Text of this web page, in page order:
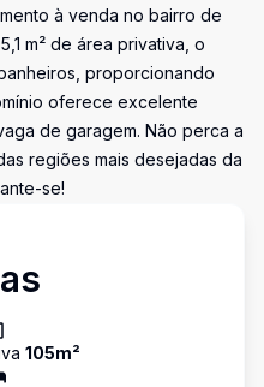
à venda no bairro de
m² de área privativa, o
proporcionando
oferece excelente
de garagem. Não perca a
regiões mais desejadas da
se!
105m²